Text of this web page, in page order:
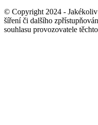
© Copyright 2024 - Jakékoliv
šíření či dalšího
souhlasu provozovatele